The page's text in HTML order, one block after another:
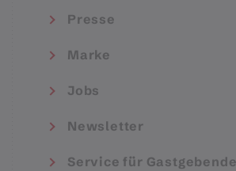
Presse
Marke
Jobs
Newsletter
Service für Gastgebende